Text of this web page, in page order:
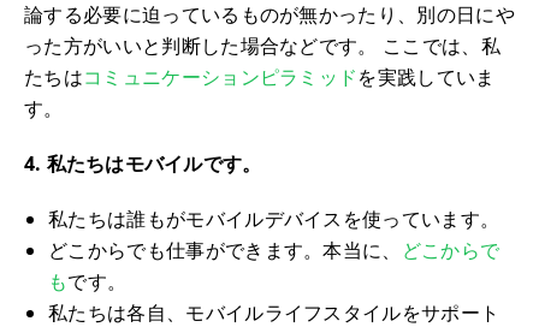
論する必要に迫っているものが無かったり、別の日にや
った方がいいと判断した場合などです。 ここでは、私
たちはコミュニケーションピラミッドを実践していま
す。
4. 私たちはモバイルです。
私たちは誰もがモバイルデバイスを使っています。
どこからでも仕事ができます。本当に、
どこからで
もです。
私たちは各自、モバイルライフスタイルをサポート